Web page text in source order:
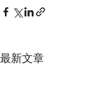
最新文章